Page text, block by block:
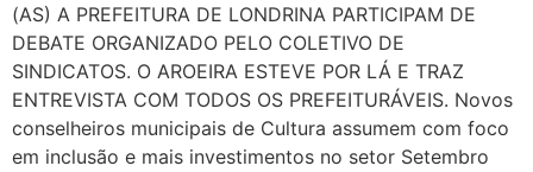
(AS) A PREFEITURA DE LONDRINA PARTICIPAM DE
DEBATE ORGANIZADO PELO COLETIVO DE
SINDICATOS. O AROEIRA ESTEVE POR LÁ E TRAZ
ENTREVISTA COM TODOS OS PREFEITURÁVEIS. Novos
conselheiros municipais de Cultura assumem com foco
em inclusão e mais investimentos no setor Setembro